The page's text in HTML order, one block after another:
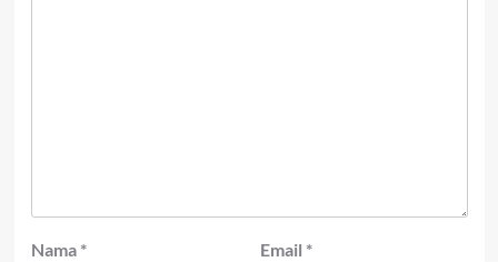
Nama * Email *